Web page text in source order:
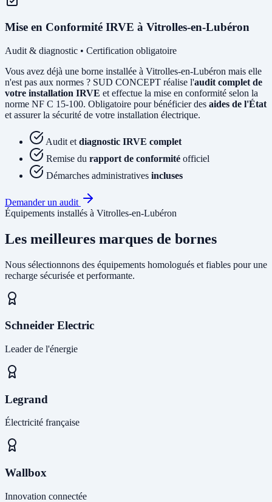
Mise en Conformité IRVE à Vitrolles-en-Lubéron
Audit & diagnostic • Certification obligatoire
Vous avez déjà une borne installée à Vitrolles-en-Lubéron mais elle
n'est pas aux normes ? SUD CONCEPT réalise l'audit complet de
votre installation IRVE et effectue la mise en conformité selon la
norme NF C 15-100. Obligatoire pour bénéficier des aides de l'État
et assurer la sécurité de votre installation électrique.
Audit et diagnostic IRVE complet
Remise du rapport de conformité officiel
Démarches administratives incluses
Demander un audit
Équipements installés à Vitrolles-en-Lubéron
Les meilleures marques de bornes
Nous sélectionnons des équipements homologués et fiables pour une
recharge sécurisée et performante.
Schneider Electric
Leader de l'énergie
Legrand
Électricité française
Wallbox
Innovation connectée